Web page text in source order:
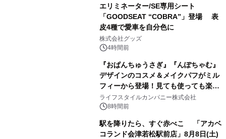
エリミネーター/SE専用シート
「GOODSEAT “COBRA”」登場 表
皮4種で愛車を自分色に
株式会社グッズ
4時間前
『おぱんちゅうさぎ』『んぽちゃむ』
デザインのコスメ＆メイクパフがミル
フィーから登場！見ても使っても楽し
い、ポップでキュートなコレクショ
ン。
ライフスタイルカンパニー株式会社
8時間前
駅を降りたら、すぐ赤べこ 「アカベ
コランド会津若松駅前店」8月8日(土)